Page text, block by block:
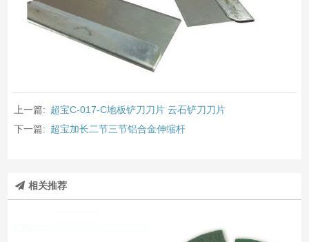
上一篇: 超宝C-017-C地板铲刀刀片 云石铲刀刀片
下一篇: 超宝加长二节三节铝合金伸缩杆
相关推荐